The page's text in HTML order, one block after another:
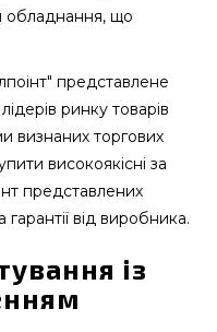
обладнання, що
представлене
ринку товарів
визнаних торгових
високоякісні за
представлених
гарантії від виробника.
із